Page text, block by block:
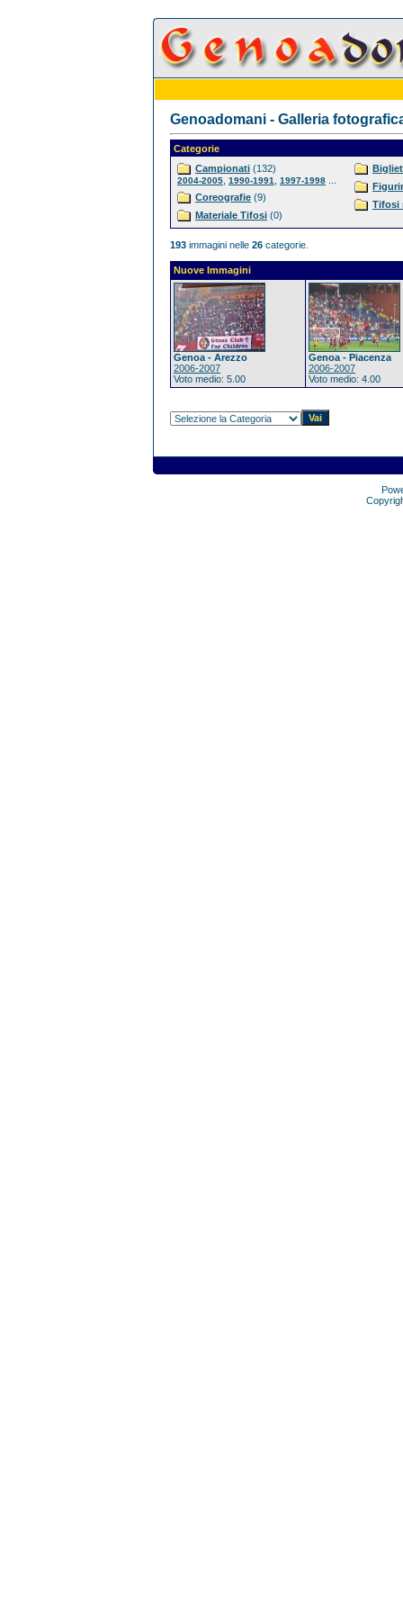
Genoadomani - Galleria
Categorie
Campionati (132)
2004-2005 1990-1991 1997-1998
Coreografie (9)
Materiale Tifosi (0)
Tifosi
193 immagini nelle 26 categorie.
Nuove Immagini
Genoa - Arezzo
2006-2007
Voto medio: 5.00
Genoa - Piacenza
2006-2007
Voto medio: 4.00